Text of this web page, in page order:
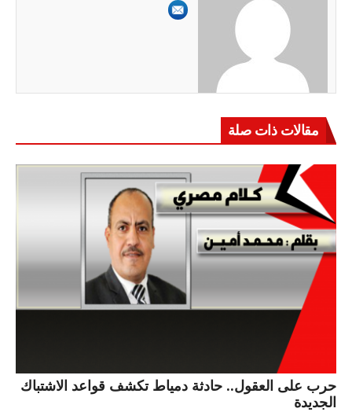
مقالات ذات صلة
حرب على العقول.. حادثة دمياط تكشف قواعد الاشتباك
الجديدة